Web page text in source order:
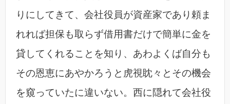
りにしてきて、会社役員が資産家であり頼ま
れれば担保も取らず借用書だけで簡単に金を
貸してくれることを知り、あわよくば自分も
その恩恵にあやかろうと虎視眈々とその機会
を窺っていたに違いない。西に隠れて会社役